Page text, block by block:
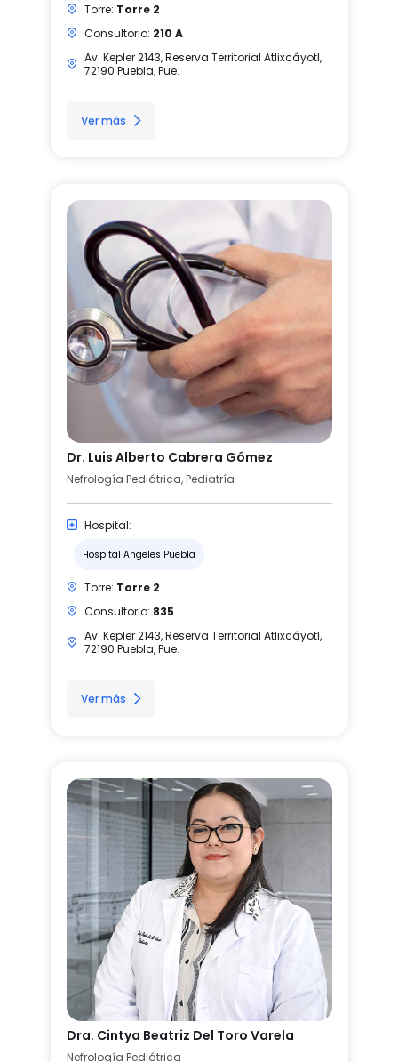
Torre: Torre 2
Consultorio: 210 A
Av. Kepler 2143, Reserva Territorial Atlixcáyotl,
72190 Puebla, Pue.
Ver más
Dr. Luis Alberto Cabrera Gómez
Nefrología Pediátrica, Pediatría
Hospital:
Hospital Angeles Puebla
Torre: Torre 2
Consultorio: 835
Av. Kepler 2143, Reserva Territorial Atlixcáyotl,
72190 Puebla, Pue.
Ver más
Dra. Cintya Beatriz Del Toro Varela
Nefrología Pediátrica